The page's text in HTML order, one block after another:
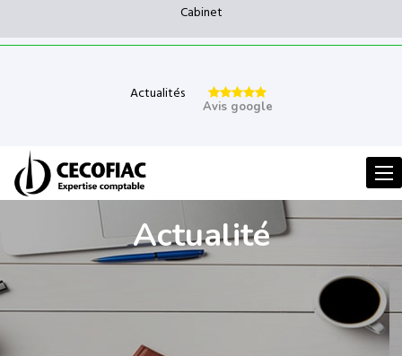
Cabinet
Actualités
Avis google
Actualité